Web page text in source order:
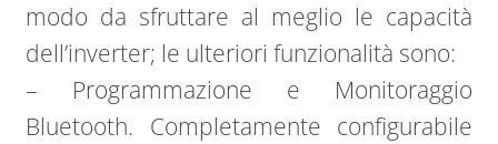
modo da sfruttare al meglio le capacità
dell’inverter; le ulteriori funzionalità sono:
– Programmazione e Monitoraggio
Bluetooth. Completamente configurabile